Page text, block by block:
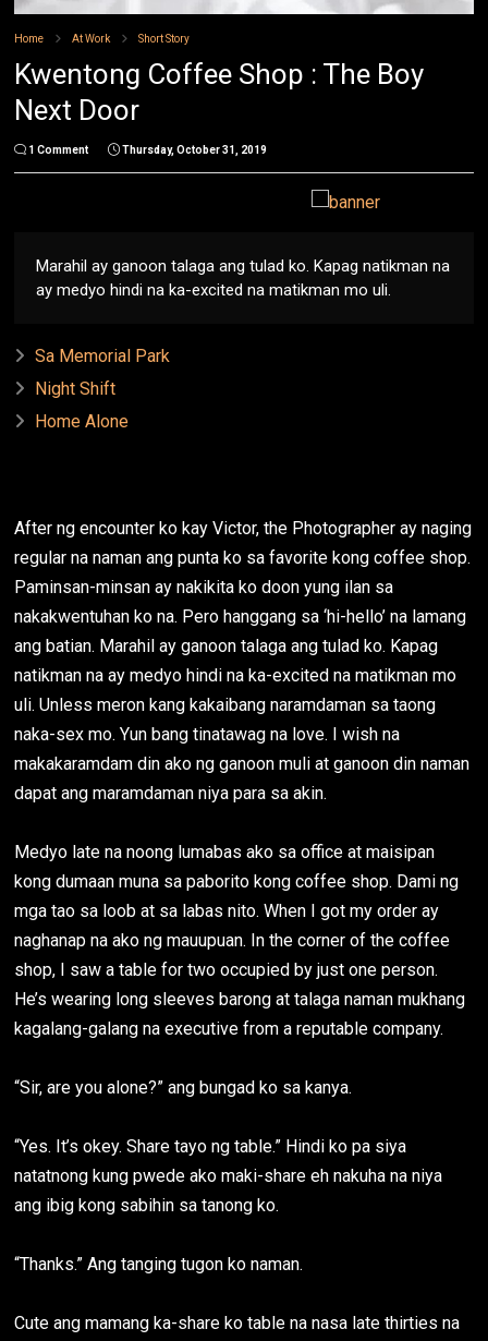
Home At Work Short Story
Kwentong Coffee Shop : The Boy
Next Door
1 Comment Thursday, October 31, 2019
Marahil ay ganoon talaga ang tulad ko. Kapag natikman na
ay medyo hindi na ka-excited na matikman mo uli.
Sa Memorial Park
Night Shift
Home Alone
After ng encounter ko kay Victor, the Photographer ay naging
regular na naman ang punta ko sa favorite kong coffee shop.
Paminsan-minsan ay nakikita ko doon yung ilan sa
nakakwentuhan ko na. Pero hanggang sa ‘hi-hello’ na lamang
ang batian. Marahil ay ganoon talaga ang tulad ko. Kapag
natikman na ay medyo hindi na ka-excited na matikman mo
uli. Unless meron kang kakaibang naramdaman sa taong
naka-sex mo. Yun bang tinatawag na love. I wish na
makakaramdam din ako ng ganoon muli at ganoon din naman
dapat ang maramdaman niya para sa akin.
Medyo late na noong lumabas ako sa office at maisipan
kong dumaan muna sa paborito kong coffee shop. Dami ng
mga tao sa loob at sa labas nito. When I got my order ay
naghanap na ako ng mauupuan. In the corner of the coffee
shop, I saw a table for two occupied by just one person.
He’s wearing long sleeves barong at talaga naman mukhang
kagalang-galang na executive from a reputable company.
“Sir, are you alone?” ang bungad ko sa kanya.
“Yes. It’s okey. Share tayo ng table.” Hindi ko pa siya
natatnong kung pwede ako maki-share eh nakuha na niya
ang ibig kong sabihin sa tanong ko.
“Thanks.” Ang tanging tugon ko naman.
Cute ang mamang ka-share ko table na nasa late thirties na